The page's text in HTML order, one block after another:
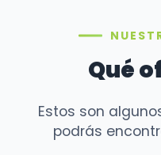
Qué
Estos son
podrás